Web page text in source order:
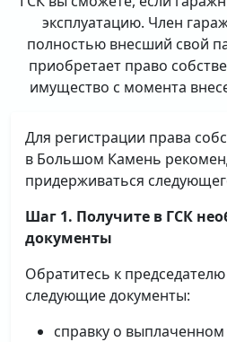
эксплуатацию. Член
полностью внесший свой
приобретает право
имущество с момента
Для регистрации права
в Большом Камень
придерживаться
Шаг 1. Получите в ГСК
документы
Обратитесь к
следующие документы:
справку о выплаченном